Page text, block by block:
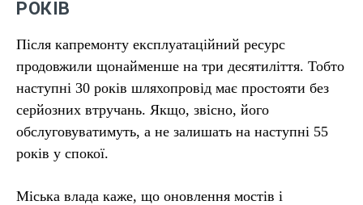
РОКІВ
Після капремонту експлуатаційний ресурс
продовжили щонайменше на три десятиліття. Тобто
наступні 30 років шляхопровід має простояти без
серйозних втручань. Якщо, звісно, його
обслуговуватимуть, а не залишать на наступні 55
років у спокої.
Міська влада каже, що оновлення мостів і